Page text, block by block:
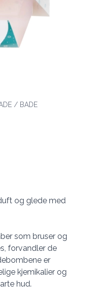
/ BADE
og glede med
som bruser og
forvandler de
er
kjemikalier og
hud.